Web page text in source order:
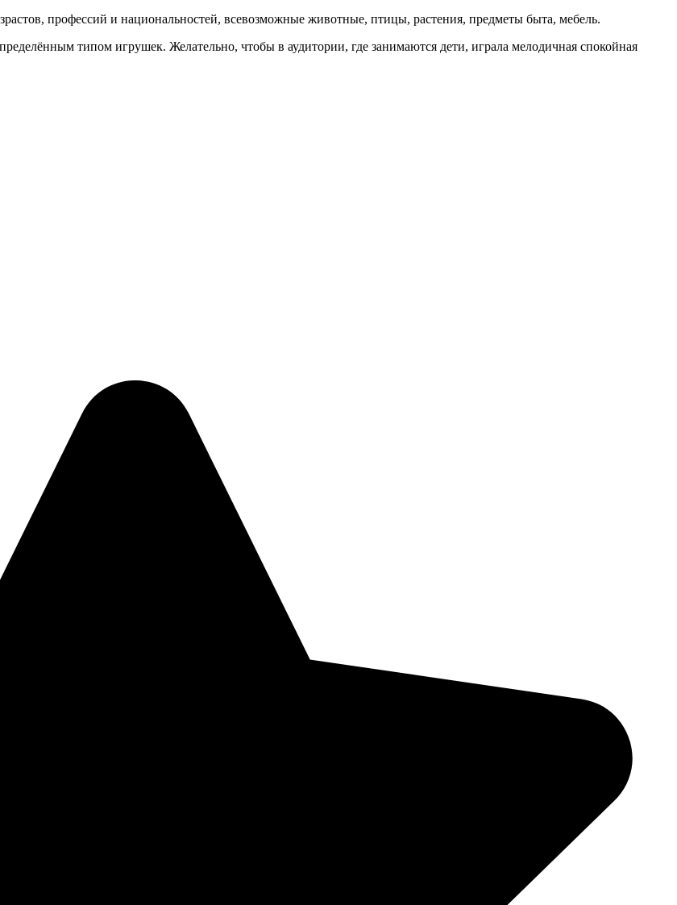
профессий и национальностей, всевозможные животные, птицы, растения, предметы быта, мебель.
типом игрушек. Желательно, чтобы в аудитории, где занимаются дети, играла мелодичная спокойная